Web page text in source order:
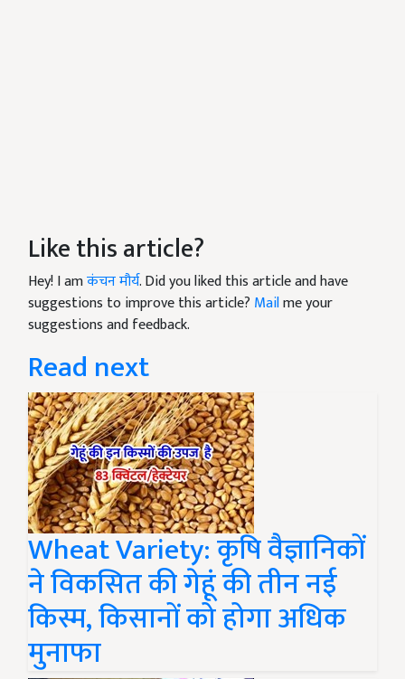
Like this article?
Hey! I amकंचन मौर्य. Did you liked this article and have
suggestions to improve this article? Mailme your
suggestions and feedback.
Read next
Wheat Variety: कृषि वैज्ञानिकों
ने विकसित की गेहूं की तीन नई
किस्म, किसानों को होगा अधिक
मुनाफा